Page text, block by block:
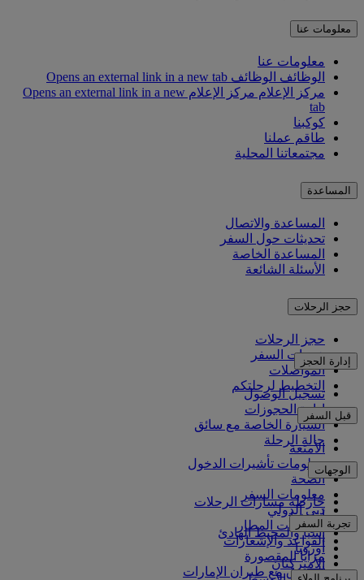
معلومات عنا
معلومات عنا
الوظائف الوظائف Opens an external link in a new tab
مركز الإعلام
مركز الإعلام Opens an external link in a new
tab
كوكبنا
طاقم عملنا
مجتمعاتنا المحلية
المساعدة
المساعدة والاتصال
تحديثات حول السفر
المساعدة الخاصة
الأسئلة الشائعة
حجز الرحلات
حجز الرحلات
خدمات السفر
المواصلات
التخطيط لرحلتكم
إدارة الحجز
تسجيل الوصول
إدارة الحجوزات
السيارة الخاصة مع سائق
حالة الرحلة
قبل السفر
الأمتعة
معلومات تأشيرات الدخول
الصحة
معلومات السفر
دبي الدولي
مواصلات المطار
القواعد والإشعارات
الوجهات
خارطة مسارات الرحلات
أفريقيا
آسيا والمحيط الهادئ
أوروبا
الأميركتان
تجربة السفر
مزايا المقصورة
التسوق مع طيران الإمارات